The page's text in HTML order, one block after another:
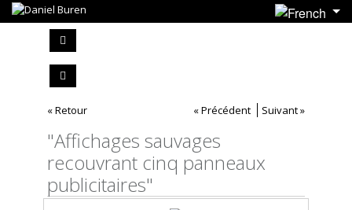
« Retour « Précédent Suivant »
"Affichages sauvages
recouvrant cinq panneaux
publicitaires"